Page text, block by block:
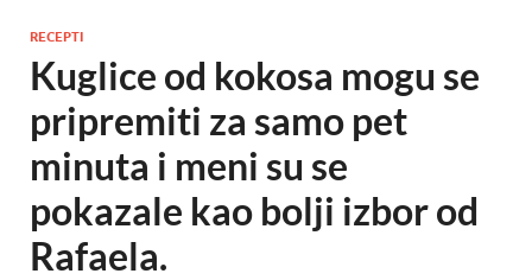
RECEPTI
Kuglice od kokosa mogu se
pripremiti za samo pet
minuta i meni su se
pokazale kao bolji izbor od
Rafaela.